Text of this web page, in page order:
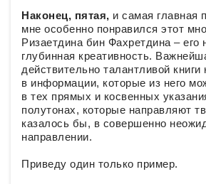
Наконец, пятая, и самая главная
мне особенно понравился этот
Ризаетдина бин Фахретдина – его
глубинная креативность.
действительно талантливой
в информации, которые из него
в тех прямых и косвенных
полутонах, которые направляют
казалось бы, в совершенно
направлении.
Приведу один только пример.